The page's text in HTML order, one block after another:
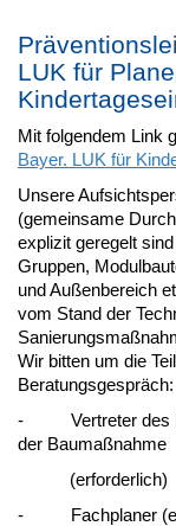
LUK für
Mit folgendem Link
Bayer. LUK für
Unsere
(gemeinsame
explizit geregelt
Gruppen,
und Außenbereich
vom Stand der
Wir bitten um die
- Vertreter des
der Baumaßnahme
(erforderlich)
- Fachplaner